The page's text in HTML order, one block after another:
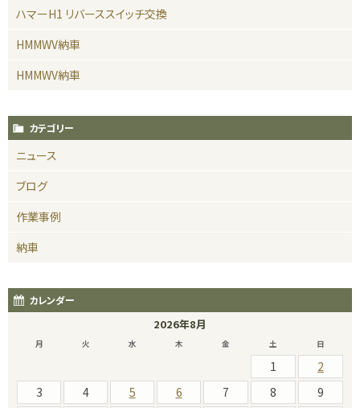
ハマーH1 リバーススイッチ交換
HMMWV納車
HMMWV納車
カテゴリー
ニュース
ブログ
作業事例
納車
カレンダー
2026年8月
月 火 水 木 金 土 日
1
2
3
4 5 6 7 8
9